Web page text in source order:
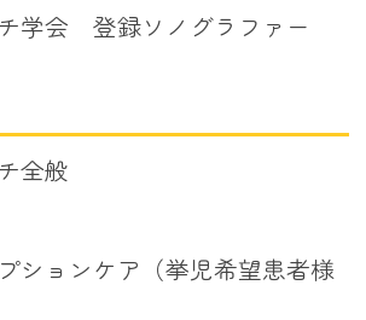
学会 登録ソノグラファー
全般
ションケア（挙児希望患者様